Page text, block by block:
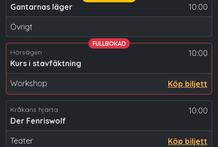
10:00
Gantarnas läger
Övrigt
10:00
Hörsägen
Kurs i stavfäktning
Workshop Köp biljett
FULLBOKAD
10:00
Kråkans hjärta
Der Fenriswolf
Teater Köp biljett